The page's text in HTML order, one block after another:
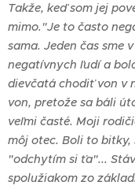
Takže, keď som jej
mimo. "Je to často
sama. Jeden čas sme
negatívnych ľudí a
dievčatá chodiť von v
von, pretože sa báli
veľmi časté. Moji
môj otec. Boli to
"odchytím si ťa"...
spolužiakom zo